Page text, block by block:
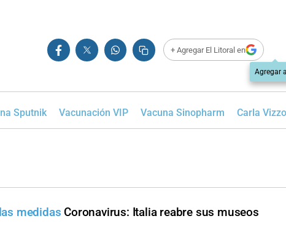
+ Agregar El Litoral en
Agregar
Sputnik Vacunación VIP Vacuna Sinopharm Carla
medidas Coronavirus: Italia reabre sus museos